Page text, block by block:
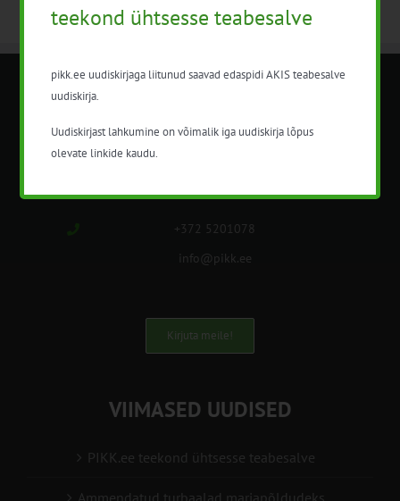
METK NÕUANDETEENISTUS
Nõuandeteenistuse nimetuse alt
nõustamisteenuseid.
+372 5201078
info@pikk.ee
Kirjuta meile!
VIIMASED UUDISED
PIKK.ee teekond ühtsesse teabesalve
Ammendatud turbaalad marjapõldudeks
teekond ühtsesse teabesalve
pikk.ee uudiskirjaga liitunud saavad edaspidi AKIS teabesalve
uudiskirja.
Uudiskirjast lahkumine on võimalik iga uudiskirja lõpus
olevate linkide kaudu.